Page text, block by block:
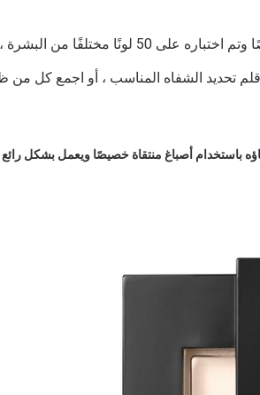
قابلة للتجميع تبدو مثيرة على الجميع
تحديد الشفاه المناسب ، أو اجمع كل